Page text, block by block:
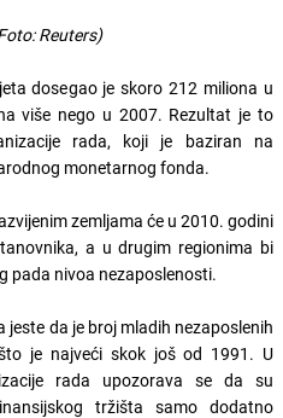
Reuters)
dosegao je skoro 212 miliona u
više nego u 2007. Rezultat je to
rada, koji je baziran na
monetarnog fonda.
zemljama će u 2010. godini
a u drugim regionima bi
pada nivoa nezaposlenosti.
da je broj mladih nezaposlenih
je najveći skok još od 1991. U
rada upozorava se da su
tržišta samo dodatno